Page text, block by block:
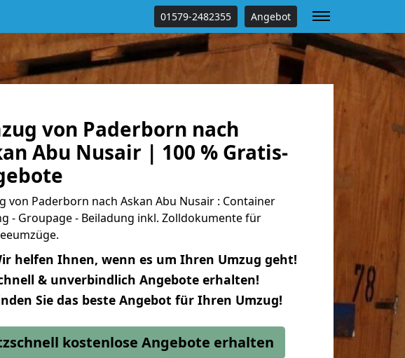
01579-2482355 Angebot
von Paderborn nach
Abu Nusair | 100 % Gratis-
von Paderborn nach Askan Abu Nusair : Container
- Groupage - Beiladung inkl. Zolldokumente für
helfen Ihnen, wenn es um Ihren Umzug geht!
& unverbindlich Angebote erhalten!
Sie das beste Angebot für Ihren Umzug!
kostenlose Angebote erhalten